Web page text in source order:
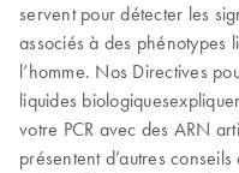
servent pour détecter les
associés à des phénotypes
l’homme. Nos Directives
liquides
votre PCR avec des ARN
présentent d’autres